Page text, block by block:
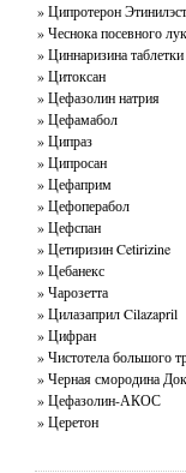
» Ципротерон
» Чеснока посевного
» Циннаризина
» Цитоксан
» Цефазолин натрия
» Цефамабол
» Ципраз
» Ципросан
» Цефаприм
» Цефоперабол
» Цефспан
» Цетиризин Cetirizine
» Цебанекс
» Чарозетта
» Цилазаприл Cilazapril
» Цифран
» Чистотела большого
» Черная смородина
» Цефазолин-АКОС
» Церетон